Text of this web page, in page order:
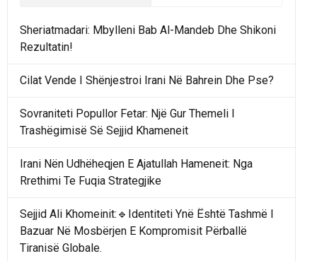
Sheriatmadari: Mbylleni Bab Al-Mandeb Dhe Shikoni
Rezultatin!
Cilat Vende I Shënjestroi Irani Në Bahrein Dhe Pse?
Sovraniteti Popullor Fetar: Një Gur Themeli I
Trashëgimisë Së Sejjid Khameneit
Irani Nën Udhëheqjen E Ajatullah Hameneit: Nga
Rrethimi Te Fuqia Strategjike
Sejjid Ali Khomeinit:🔹Identiteti Ynë Është Tashmë I
Bazuar Në Mosbërjen E Kompromisit Përballë
Tiranisë Globale.